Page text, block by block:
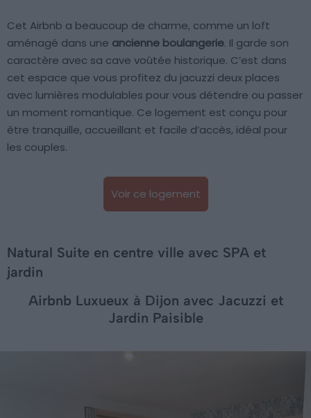
Cet Airbnb a beaucoup de charme, comme un loft
aménagé dans une ancienne boulangerie. Il garde son
caractère avec sa cave voûtée historique. C’est dans
cet espace que vous profitez du jacuzzi deux places
avec lumières modulables pour vous détendre ou passer
un moment romantique. Ce logement est conçu pour
être tranquille, accueillant et facile d’accès, idéal pour
les couples.
Voir ce logement
Natural Suite en centre ville avec SPA et
jardin
Airbnb Luxueux à Dijon avec Jacuzzi et
Jardin Paisible